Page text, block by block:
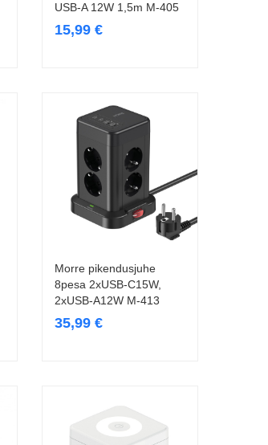
USB-A 12W 1,5m M-405
15,99 €
Lisa korvi
Morre pikendusjuhe
8pesa 2xUSB-C15W,
2xUSB-A12W M-413
35,99 €